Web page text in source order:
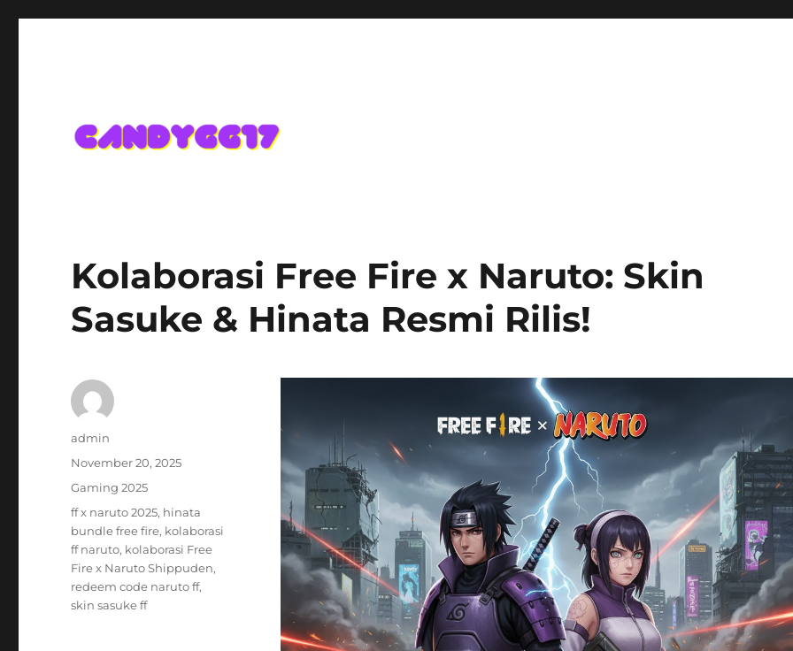
Kolaborasi Free Fire x Naruto: Skin
Sasuke & Hinata Resmi Rilis!
Author
admin
Posted
November 20, 2025
Categories
Gaming 2025
Tags
ff x naruto 2025, hinata
bundle free fire, kolaborasi
ff naruto, kolaborasi Free
Fire x Naruto Shippuden,
redeem code naruto ff,
skin sasuke ff